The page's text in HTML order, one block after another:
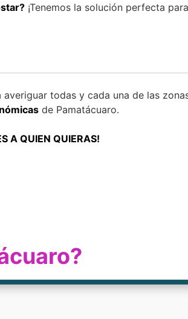
¡Tenemos la solución perfecta
todas y cada una de las
de Pamatácuaro.
A QUIEN QUIERAS!